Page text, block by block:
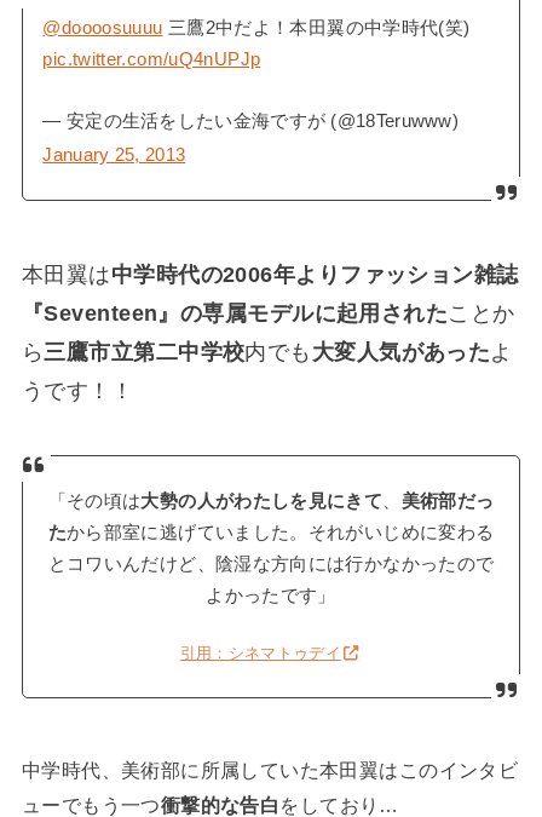
@doooosuuuu 三鷹2中だよ！本田翼の中学時代(笑)
pic.twitter.com/uQ4nUPJp
— 安定の生活をしたい金海ですが (@18Teruwww)
January 25, 2013
本田翼は中学時代の2006年よりファッション雑誌
『Seventeen』の専属モデルに起用されたことか
ら 三鷹市立第二中学校内でも 大変人気があったよ
うです！！
「その頃は大勢の人がわたしを見にきて
美術部だっ
たから部室に逃げていました。それがいじめに変わる
とコワいんだけど、陰湿な方向には行かなかったので
よかったです」
引用：シネマトゥデイ
中学時代、美術部に所属していた本田翼はこのインタビ
ューでもう一つ衝撃的な告白 をしており…